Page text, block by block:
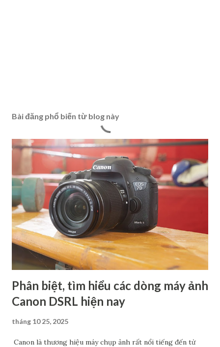
Bài đăng phổ biến từ blog này
Phân biệt, tìm hiểu các dòng máy ảnh
Canon DSRL hiện nay
tháng 10 25, 2025
Canon là thương hiệu máy chụp ảnh rất nổi tiếng đến từ